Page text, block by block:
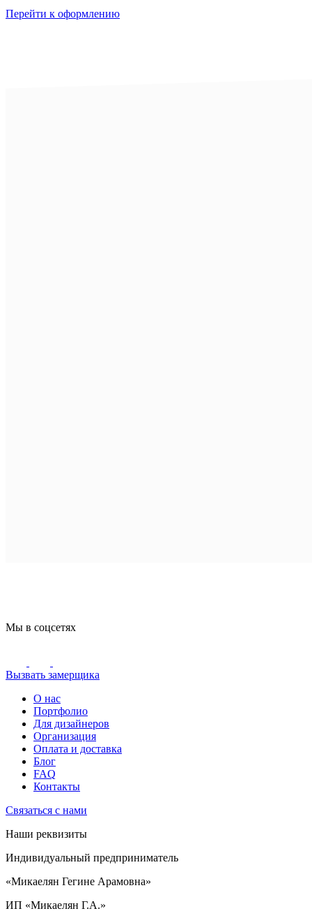
Перейти к оформлению
Мы в соцсетях
Вызвать замерщика
О нас
Портфолио
Для дизайнеров
Организация
Оплата и доставка
Блог
FAQ
Контакты
Связаться с нами
Наши реквизиты
Индивидуальный предприниматель
«Микаелян Гегине Арамовна»
ИП «Микаелян Г.А.»